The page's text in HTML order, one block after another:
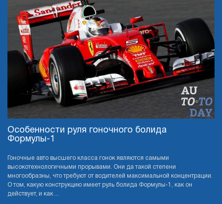
Особенности руля гоночного болида
Формулы-1
Гоночные авто высшего класса гонок являются самыми
высокотехнологичными прорывами. Они да такой степени
многообразны, что требуют от водителей максимальной концентрации.
О том, какую конструкцию имеет руль болида Формулы-1, как он
действует, и как ...